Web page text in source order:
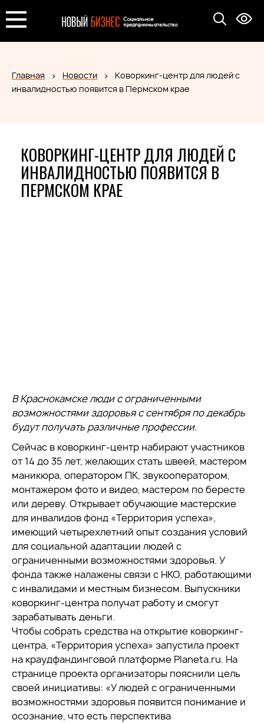
Главная Новости
Коворкинг-центр для людей с
инвалидностью появится в Пермском крае
КОВОРКИНГ-ЦЕНТР ДЛЯ ЛЮДЕЙ С
ИНВАЛИДНОСТЬЮ ПОЯВИТСЯ В
ПЕРМСКОМ КРАЕ
В Краснокамске люди с ограниченными
возможностями здоровья с сентября по декабрь
будут получать различные профессии.
Сейчас в коворкинг-центр набирают участников
от 14 до 35 лет, желающих стать швеей, мастером
маникюра, оператором ПК, звукооператором,
монтажером фото и видео, мастером по бересте
или дереву. Открывает обучающие мастерские
для инвалидов фонд «Территория успеха»,
имеющий четырехлетний опыт создания условий
для социальной адаптации людей с
ограниченными возможностями здоровья. У
фонда также налажены связи с НКО, работающими
с инвалидами и местным бизнесом. Выпускники
коворкинг-центра получат работу и смогут
зарабатывать деньги.
Чтобы собрать средства на открытие коворкинг-
центра, «Территория успеха» запустила проект
на краудфандинговой платформе Planeta.ru. На
странице проекта организаторы пояснили цель
своей инициативы: «У людей с ограниченными
возможностями здоровья появится понимание и
осознание, что есть перспектива